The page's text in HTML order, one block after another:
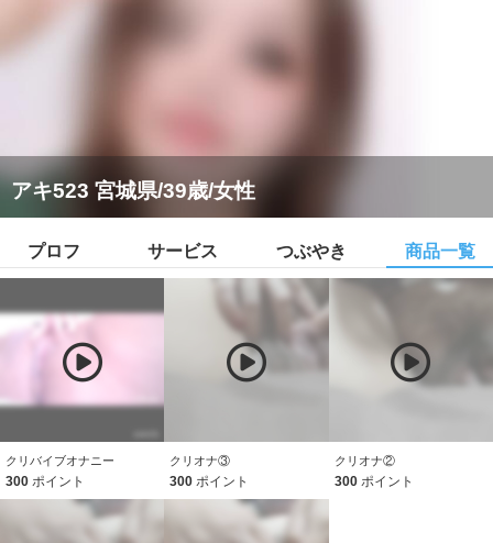
アキ523 宮城県/39歳/女性
プロフ サービス つぶやき 商品一覧
クリバイブオナニー
300 ポイント
クリオナ③
300 ポイント
クリオナ②
300ポイント